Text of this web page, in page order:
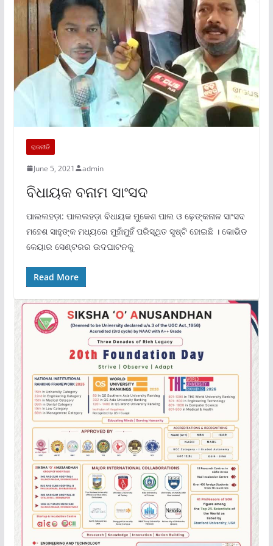
ରାଜନୀତି
June 5, 2021 admin
ବିଧାୟକ ବନାମ ସାଂସଦ
ପାଲଲହଡ଼ା: ପାଲଲହଡ଼ା ବିଧାୟକ ମୁକେଶ ପାଲ ଓ ଢ଼େଙ୍କନାଳ ସାଂସଦ
ମହେଶ ସାହୁଙ୍କ ମଧ୍ୟରେ ମୁହାଁମୁହିଁ ପରିସ୍ଥିତ ସୃଷ୍ଟି ହୋଇଛି । କୋଭିଡ
କେୟାର ସେଣ୍ଟରର ଉଦଘାଟନକୁ
Read More